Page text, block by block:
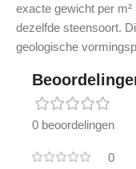
exacte gewicht per
dezelfde steensoort.
geologische
0 beoordelingen
0